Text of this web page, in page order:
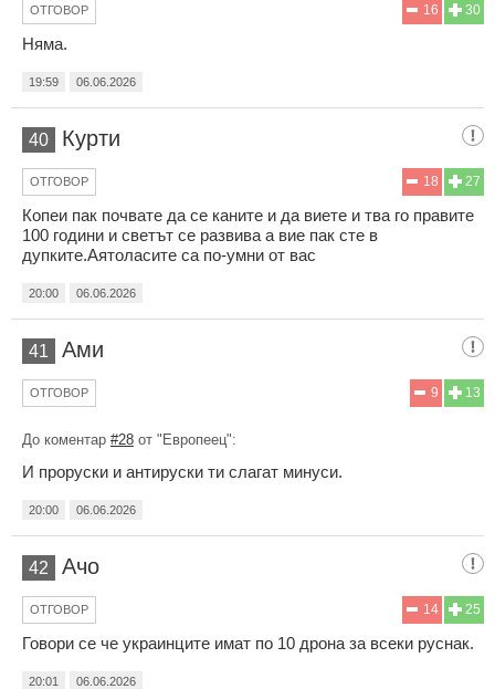
30
16
ОТГОВОР
Няма.
19:59 06.06.2026
40 Курти
27
18
ОТГОВОР
Копеи пак почвате да се каните и да виете и тва го правите
100 години и светът се развива а вие пак сте в
дупките.Аятоласите са по-умни от вас
20:00 06.06.2026
41 Ами
13
9
ОТГОВОР
До коментар #28 от "Европеец":
И проруски и антируски ти слагат минуси.
20:00 06.06.2026
42 Ачо
25
14
ОТГОВОР
Говори се че украинците имат по 10 дрона за всеки руснак.
20:01 06.06.2026